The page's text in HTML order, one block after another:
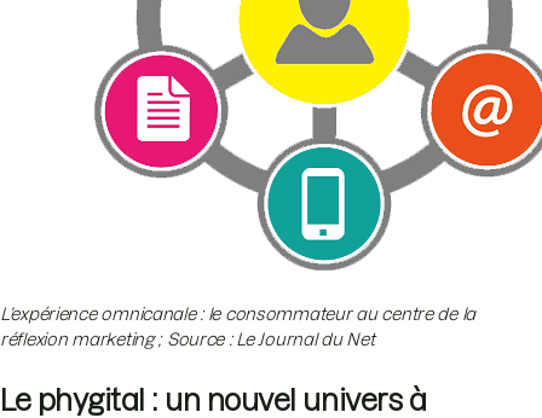
L’expérience omnicanale : le consommateur au centre de la
réflexion marketing ; Source : Le Journal du Net
Le phygital : un nouvel univers à